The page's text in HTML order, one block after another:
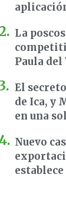
La
Paula del
El
de Ica, y
en una
Nuevo
establece